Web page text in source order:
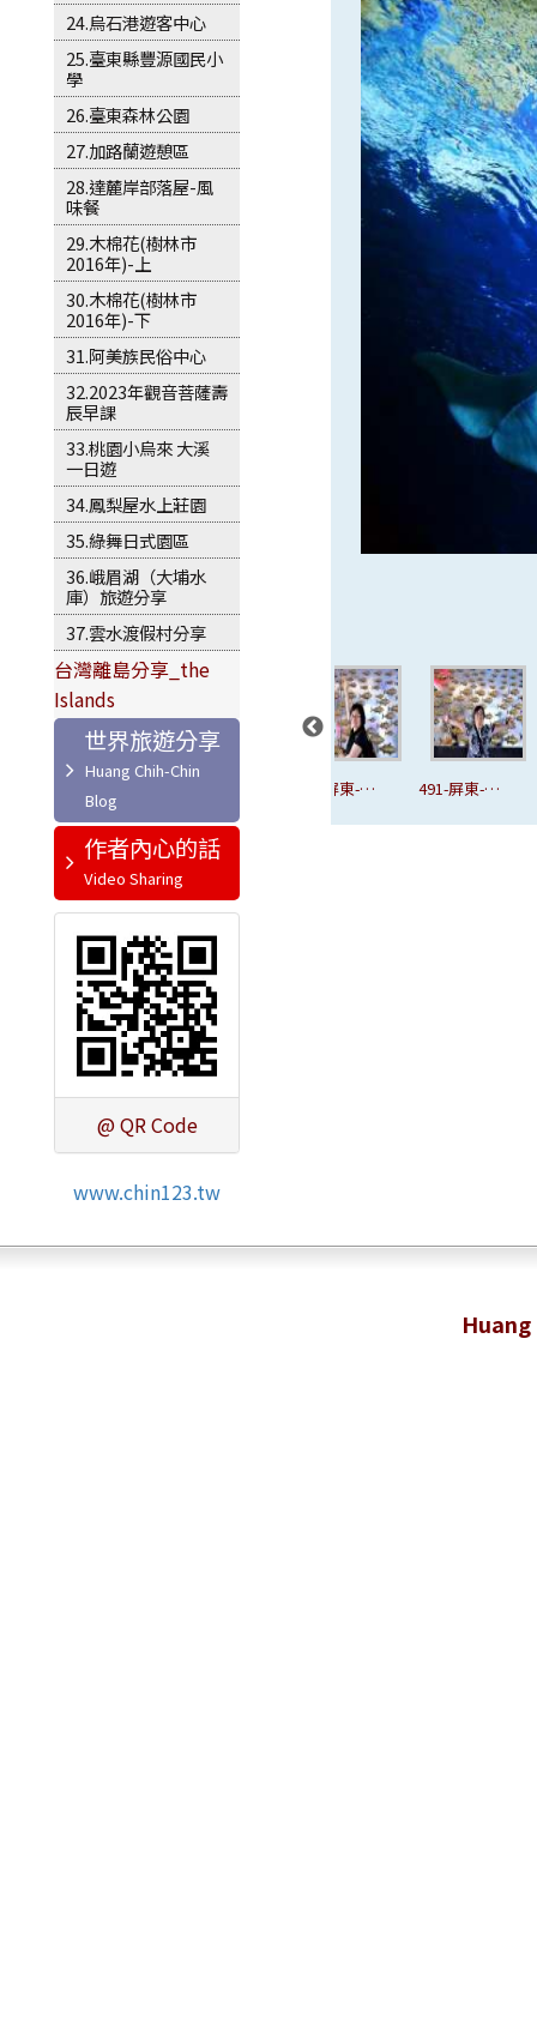
24.烏石港遊客中心
25.臺東縣豐源國民小
學
26.臺東森林公園
27.加路蘭遊憩區
28.達麓岸部落屋-風
味餐
29.木棉花(樹林市
2016年)-上
30.木棉花(樹林市
2016年)-下
31.阿美族民俗中心
32.2023年觀音菩薩壽
辰早課
33.桃園小烏來 大溪
一日遊
34.鳳梨屋水上莊園
35.綠舞日式園區
36.峨眉湖（大埔水
庫）旅遊分享
37.雲水渡假村分享
台灣離島分享_the
Islands
世界旅遊分享
作者內心的話
@ QR Code
www.chin123.tw
482-屏東-國
立海洋生態博
物館.JPG
立海洋生態博
物館.JPG
488-屏東-國
491-屏東-國